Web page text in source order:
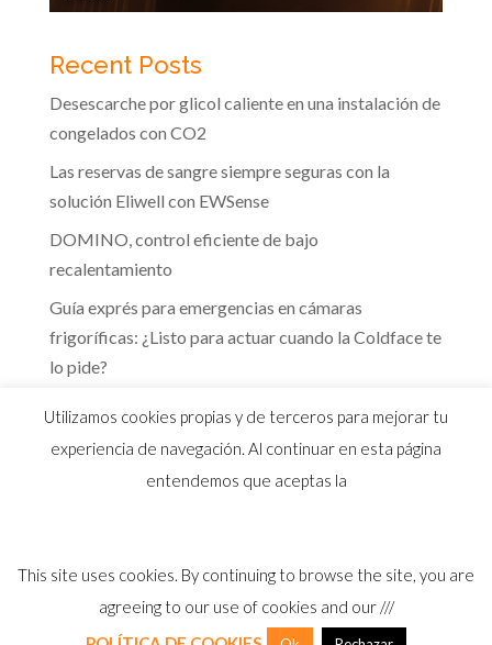
Recent Posts
Desescarche por glicol caliente en una instalación de
congelados con CO2
Las reservas de sangre siempre seguras con la
solución Eliwell con EWSense
DOMINO, control eficiente de bajo
recalentamiento
Guía exprés para emergencias en cámaras
frigoríficas: ¿Listo para actuar cuando la Coldface te
lo pide?
© 2026 Distribuidor oficial Eliwell en España y
Portugal |Aviso LegalI Política Privacidad
Utilizamos cookies propias y de terceros para mejorar tu
experiencia de navegación. Al continuar en esta página
entendemos que aceptas la
This site uses cookies. By continuing to browse the site, you are
agreeing to our use of cookies and our ///